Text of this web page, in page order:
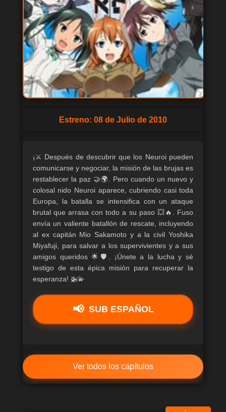
Estreno: 08 de Julio de 2010
¡⚔️ Después de descubrir que los Neuroi pueden
comunicarse y negociar, la misión de las brujas es
restablecer la paz 🤝🌍. Pero cuando un nuevo y
colosal nido Neuroi aparece, cubriendo casi toda
Europa, la batalla se intensifica con un ataque
brutal que arrasa con todo a su paso 💥🔥. Fuso
envía un valiente batallón de rescate, incluyendo
al ex capitán Mio Sakamoto y a la civil Yoshika
Miyafuji, para salvar a los supervivientes y a sus
amigos queridos 🌟🛡️. ¡Únete a la lucha y sé
testigo de esta épica misión para recuperar la
esperanza! 🚁💫
SUB ESPAÑOL
Ver todos los capítulos